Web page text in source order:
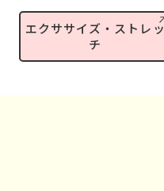
エクササイズ・ストレッ
チ